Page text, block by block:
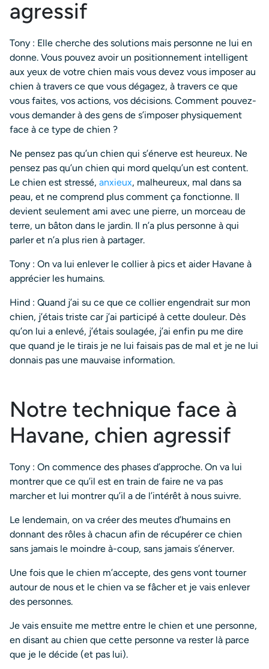
agressif
Tony : Elle cherche des solutions mais personne ne lui en
donne. Vous pouvez avoir un positionnement intelligent
aux yeux de votre chien mais vous devez vous imposer au
chien à travers ce que vous dégagez, à travers ce que
vous faites, vos actions, vos décisions. Comment pouvez-
vous demander à des gens de s’imposer physiquement
face à ce type de chien ?
Ne pensez pas qu’un chien qui s’énerve est heureux. Ne
pensez pas qu’un chien qui mord quelqu’un est content.
Le chien est stressé, anxieux, malheureux, mal dans sa
peau, et ne comprend plus comment ça fonctionne. Il
devient seulement ami avec une pierre, un morceau de
terre, un bâton dans le jardin. Il n’a plus personne à qui
parler et n’a plus rien à partager.
Tony : On va lui enlever le collier à pics et aider Havane à
apprécier les humains.
Hind : Quand j’ai su ce que ce collier engendrait sur mon
chien, j’étais triste car j’ai participé à cette douleur. Dès
qu’on lui a enlevé, j’étais soulagée, j’ai enfin pu me dire
que quand je le tirais je ne lui faisais pas de mal et je ne lui
donnais pas une mauvaise information.
Notre technique face à
Havane, chien agressif
Tony : On commence des phases d’approche. On va lui
montrer que ce qu’il est en train de faire ne va pas
marcher et lui montrer qu’il a de l’intérêt à nous suivre.
Le lendemain, on va créer des meutes d’humains en
donnant des rôles à chacun afin de récupérer ce chien
sans jamais le moindre à-coup, sans jamais s’énerver.
Une fois que le chien m’accepte, des gens vont tourner
autour de nous et le chien va se fâcher et je vais enlever
des personnes.
Je vais ensuite me mettre entre le chien et une personne,
en disant au chien que cette personne va rester là parce
que je le décide (et pas lui).